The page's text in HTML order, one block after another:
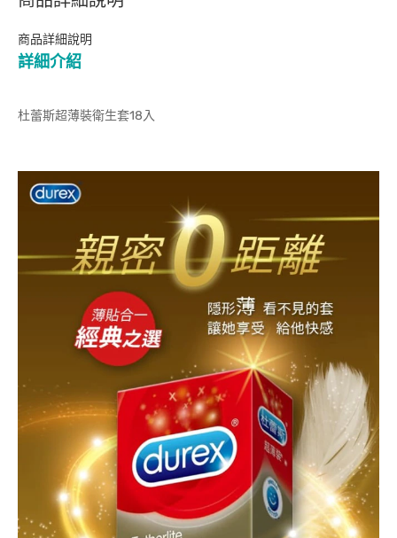
商品詳細說明
詳細介紹
杜蕾斯超薄裝衛生套18入